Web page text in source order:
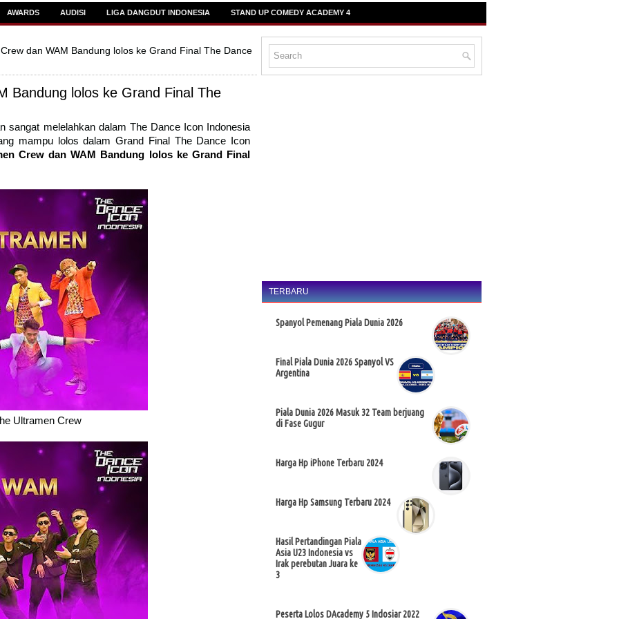
AWARDS AUDISI LIGA DANGDUT INDONESIA STAND UP COMEDY ACADEMY 4
dan WAM Bandung lolos ke Grand Final The Dance
Bandung lolos ke Grand Final The
sangat melelahkan dalam The Dance Icon Indonesia
mampu lolos dalam Grand Final The Dance Icon
Crew dan WAM Bandung lolos ke Grand Final
Ultramen Crew
TERBARU
Spanyol Pemenang Piala Dunia 2026
Final Piala Dunia 2026 Spanyol VS
Argentina
Piala Dunia 2026 Masuk 32 Team berjuang
di Fase Gugur
Harga Hp iPhone Terbaru 2024
Harga Hp Samsung Terbaru 2024
Hasil Pertandingan Piala
Asia U23 Indonesia vs
Irak perebutan Juara ke
3
Peserta Lolos DAcademy 5 Indosiar 2022